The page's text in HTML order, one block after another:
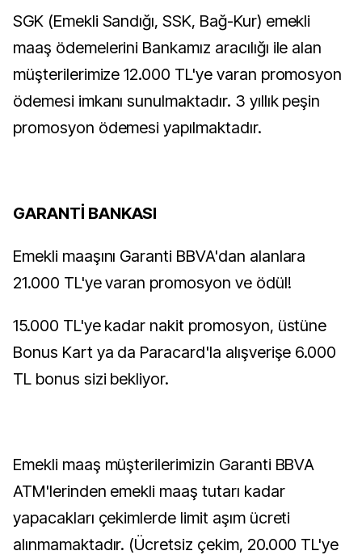
SGK (Emekli Sandığı, SSK, Bağ-Kur) emekli
maaş ödemelerini Bankamız aracılığı ile alan
müşterilerimize 12.000 TL'ye varan promosyon
ödemesi imkanı sunulmaktadır. 3 yıllık peşin
promosyon ödemesi yapılmaktadır.
GARANTİ BANKASI
Emekli maaşını Garanti BBVA'dan alanlara
21.000 TL'ye varan promosyon ve ödül!
15.000 TL'ye kadar nakit promosyon, üstüne
Bonus Kart ya da Paracard'la alışverişe 6.000
TL bonus sizi bekliyor.
Emekli maaş müşterilerimizin Garanti BBVA
ATM'lerinden emekli maaş tutarı kadar
yapacakları çekimlerde limit aşım ücreti
alınmamaktadır. (Ücretsiz çekim, 20.000 TL'ye